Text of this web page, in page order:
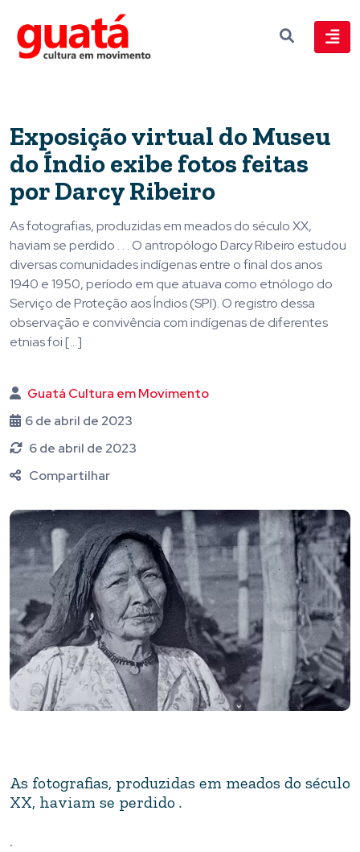
Exposição virtual do Museu
do Índio exibe fotos feitas
por Darcy Ribeiro
As fotografias, produzidas em meados do século XX,
haviam se perdido . . . O antropólogo Darcy Ribeiro estudou
diversas comunidades indígenas entre o final dos anos
1940 e 1950, período em que atuava como etnólogo do
Serviço de Proteção aos Índios (SPI). O registro dessa
observação e convivência com indígenas de diferentes
etnias foi […]
Guatá Cultura em Movimento
6 de abril de 2023
6 de abril de 2023
Compartilhar
As fotografias, produzidas em meados do século
XX, haviam se perdido .
.